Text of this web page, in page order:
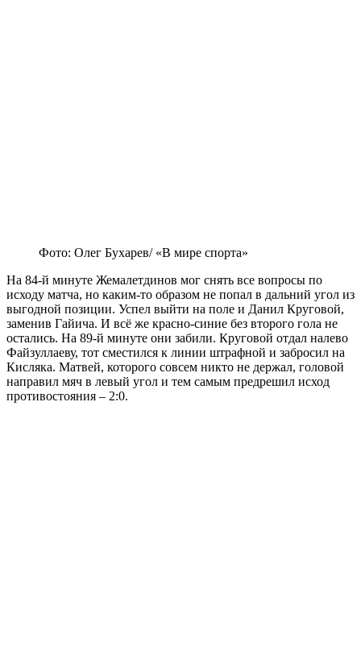
Фото: Олег Бухарев/ «В мире спорта»
На 84-й минуте Жемалетдинов мог снять все вопросы по
исходу матча, но каким-то образом не попал в дальний угол из
выгодной позиции. Успел выйти на поле и Данил Круговой,
заменив Гайича. И всё же красно-синие без второго гола не
остались. На 89-й минуте они забили. Круговой отдал налево
Файзуллаеву, тот сместился к линии штрафной и забросил на
Кисляка. Матвей, которого совсем никто не держал, головой
направил мяч в левый угол и тем самым предрешил исход
противостояния – 2:0.